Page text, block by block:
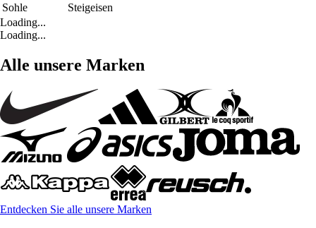
Sohle
Steigeisen
Loading...
Loading...
Alle unsere Marken
Entdecken Sie alle unsere Marken